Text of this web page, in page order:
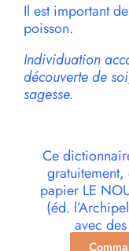
Il est important
poisson.
Individuation
découverte de
sagesse.
Ce
papier LE
(éd.
avec